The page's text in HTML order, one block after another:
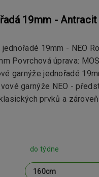
19mm - Antracit
19mm - NEO
Povrchová úprava:
garnýže jednořadé
garnýže NEO -
prvků a
do týdne